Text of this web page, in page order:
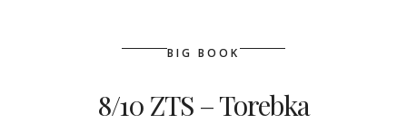
BIG BOOK
8/10 ZTS – Torebka